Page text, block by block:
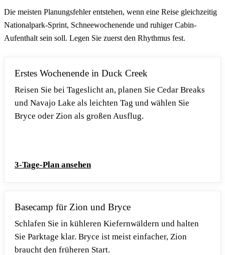
Die meisten Planungsfehler entstehen, wenn eine Reise gleichzeitig
Nationalpark-Sprint, Schneewochenende und ruhiger Cabin-
Aufenthalt sein soll. Legen Sie zuerst den Rhythmus fest.
Erstes Wochenende in Duck Creek
Reisen Sie bei Tageslicht an, planen Sie Cedar Breaks
und Navajo Lake als leichten Tag und wählen Sie
Bryce oder Zion als großen Ausflug.
3-Tage-Plan ansehen
Basecamp für Zion und Bryce
Schlafen Sie in kühleren Kiefernwäldern und halten
Sie Parktage klar. Bryce ist meist einfacher, Zion
braucht den früheren Start.